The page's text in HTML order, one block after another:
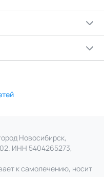
Новосибирск,
ИНН 5404265273,
к самолечению, носит